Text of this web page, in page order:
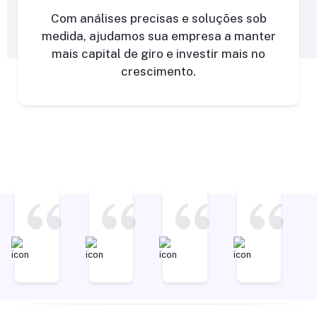
Com análises precisas e soluções sob
medida, ajudamos sua empresa a manter
mais capital de giro e investir mais no
crescimento.